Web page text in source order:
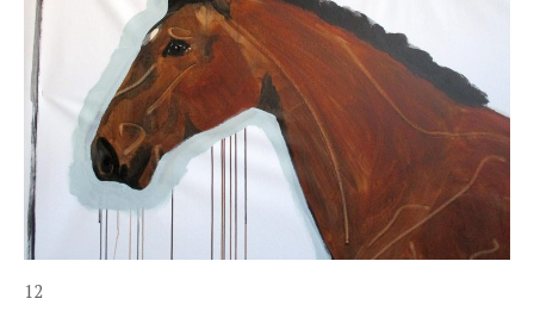
12